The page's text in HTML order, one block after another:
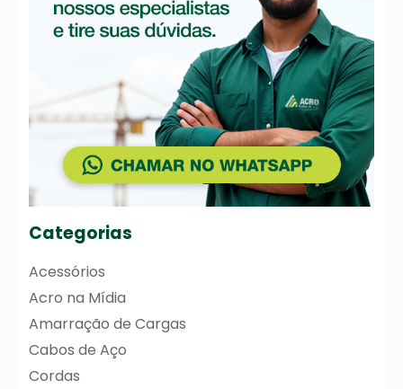
Categorias
Acessórios
Acro na Mídia
Amarração de Cargas
Cabos de Aço
Cordas